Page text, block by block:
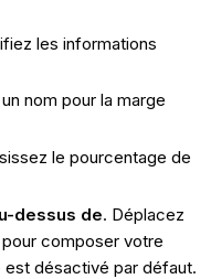
les informations
nom pour la marge
le pourcentage de
dessus de. Déplacez
composer votre
est désactivé par défaut.